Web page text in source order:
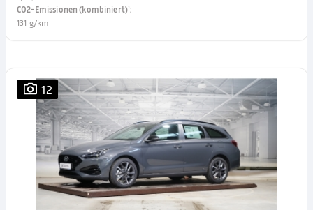
CO2-Emissionen (kombiniert)¹:
131 g/km
12